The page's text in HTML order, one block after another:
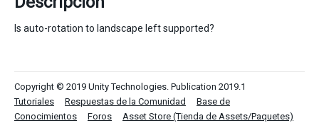
Is auto-rotation to landscape left supported?
Copyright © 2019 Unity Technologies. Publication 2019.1
Tutoriales
Respuestas de la Comunidad
Base de
Conocimientos
Foros Asset Store (Tienda de Assets/Paquetes)